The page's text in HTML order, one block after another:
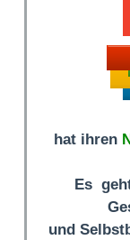
hat ihren
Es
und